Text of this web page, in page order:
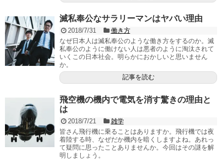
滅私奉公なサラリーマンはヤバい理由
2018/7/31
働き方
なぜ日本人は滅私奉公のような働き方をするのか。滅
私奉公のように働けない人は悪者のように淘汰されて
いくこの日本社会。明らかにおかしいと思いません
か。
記事を読む
飛空機の機内で電気を消す驚きの理由と
は
2018/7/21
雑学
皆さん飛行機に乗ることはありますか。飛行機では夜
着陸する時、なぜだか機内を暗くしますよね。あれっ
て疑問に思ったことありませんか。今回はその謎を解
明しましょう。